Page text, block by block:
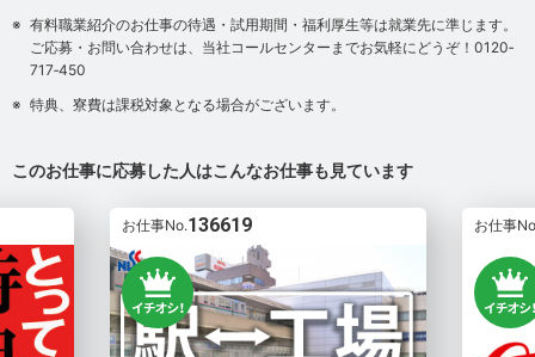
有料職業紹介のお仕事の待遇・試用期間・福利厚生等は就業先に準じます。
ご応募・お問い合わせは、当社コールセンターまでお気軽にどうぞ！0120‐
717‐450
特典、寮費は課税対象となる場合がございます。
このお仕事に応募した人はこんなお仕事も見ています
お仕事No.136619 お仕事